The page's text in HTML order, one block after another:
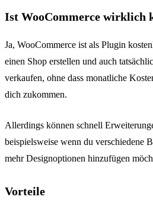
Ist WooCommerce wirklich
Ja, WooCommerce ist als Plugin
einen Shop erstellen und auch
verkaufen, ohne dass monatliche
dich zukommen.
Allerdings können schnell
beispielsweise wenn du verschiedene
mehr Designoptionen hinzufügen
Vorteile